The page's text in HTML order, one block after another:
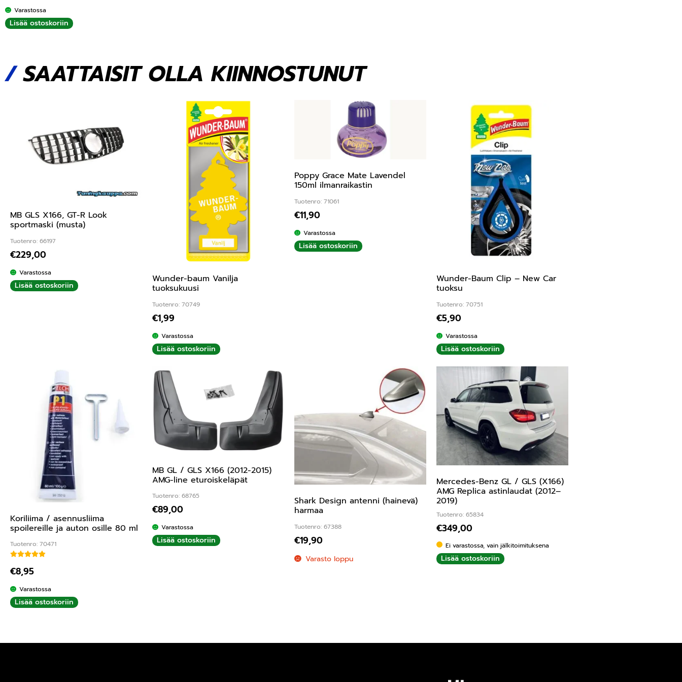
Varastossa
Lisää ostoskoriin
/SAATTAISIT OLLA KIINNOSTUNUT
MB GLS X166, GT-R Look
sportmaski (musta)
Tuotenro: 66197
€229,00
Varastossa
Lisää ostoskoriin
Wunder-baum Vanilja
tuoksukuusi
Tuotenro: 70749
€1,99
Varastossa
Lisää ostoskoriin
Poppy Grace Mate Lavendel
150ml ilmanraikastin
Tuotenro: 71061
€11,90
Varastossa
Lisää ostoskoriin
Wunder-Baum Clip – New Car
tuoksu
Tuotenro: 70751
€5,90
Varastossa
Lisää ostoskoriin
Koriliima / asennusliima
spoilereille ja auton osille 80 ml
Tuotenro: 70471
€8,95
Varastossa
Lisää ostoskoriin
MB GL / GLS X166 (2012-2015)
AMG-line eturoiskeläpät
Tuotenro: 68765
€89,00
Varastossa
Lisää ostoskoriin
Shark Design antenni (hainevä)
harmaa
Tuotenro: 67388
€19,90
Varasto loppu
Mercedes-Benz GL / GLS (X166)
AMG Replica astinlaudat (2012–
2019)
Tuotenro: 65834
€349,00
Ei varastossa, vain jälkitoimituksena
Lisää ostoskoriin